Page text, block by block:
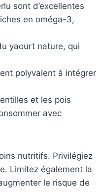
sont d’excellentes
en oméga-3,
yaourt nature, qui
polyvalent à intégrer
et les pois
avec
nutritifs. Privilégiez
Limitez également la
le risque de